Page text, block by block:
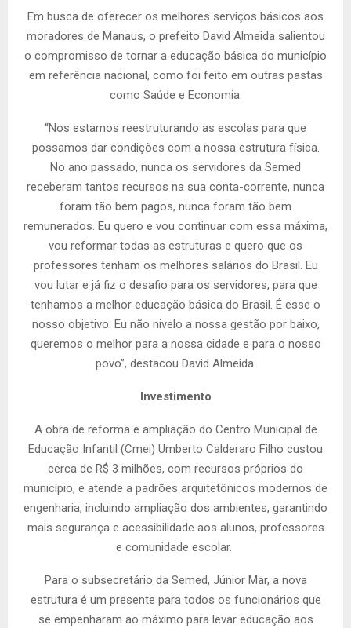
Em busca de oferecer os melhores serviços básicos aos
moradores de Manaus, o prefeito David Almeida salientou
o compromisso de tornar a educação básica do município
em referência nacional, como foi feito em outras pastas
como Saúde e Economia.
“Nos estamos reestruturando as escolas para que
possamos dar condições com a nossa estrutura física.
No ano passado, nunca os servidores da Semed
receberam tantos recursos na sua conta-corrente, nunca
foram tão bem pagos, nunca foram tão bem
remunerados. Eu quero e vou continuar com essa máxima,
vou reformar todas as estruturas e quero que os
professores tenham os melhores salários do Brasil. Eu
vou lutar e já fiz o desafio para os servidores, para que
tenhamos a melhor educação básica do Brasil. É esse o
nosso objetivo. Eu não nivelo a nossa gestão por baixo,
queremos o melhor para a nossa cidade e para o nosso
povo”, destacou David Almeida.
Investimento
A obra de reforma e ampliação do Centro Municipal de
Educação Infantil (Cmei) Umberto Calderaro Filho custou
cerca de R$ 3 milhões, com recursos próprios do
município, e atende a padrões arquitetônicos modernos de
engenharia, incluindo ampliação dos ambientes, garantindo
mais segurança e acessibilidade aos alunos, professores
e comunidade escolar.
Para o subsecretário da Semed, Júnior Mar, a nova
estrutura é um presente para todos os funcionários que
se empenharam ao máximo para levar educação aos